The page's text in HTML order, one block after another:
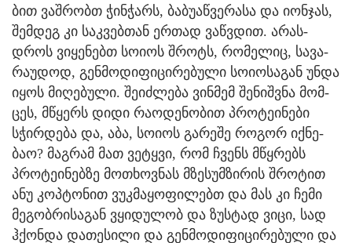
ბით ვაშ­რობთ ჭინ­ჭარს, ბა­ბუ­აწ­ვე­რა­სა და იონ­ჯას,
შემ­დეგ კი საკ­ვებ­თან ერ­თად ვაწ­ვდით. არას­
დროს ვი­ყე­ნებთ სო­ი­ოს შროტს, რო­მე­ლიც, სა­ვა­
რა­უ­დოდ, გენ­მო­დი­ფი­ცი­რე­ბუ­ლი სო­ი­ო­სა­გან უნდა
იყოს მი­ღე­ბუ­ლი. შე­იძ­ლე­ბა ვინ­მემ შე­ნიშ­ვნა მომ­
ცეს, მწყერს დიდი რა­ო­დე­ნო­ბით პრო­ტე­ი­ნე­ბი
სჭირ­დე­ბა და, აბა, სო­ი­ოს გა­რე­შე რო­გორ იქ­ნე­
ბაო? მაგ­რამ მათ ვე­ტყვი, რომ ჩვენს მწყრებს
პრო­ტე­ი­ნებ­ზე მო­თხოვ­ნას მზე­სუმ­ზი­რის შრო­ტით
ანუ კოპ­ტო­ნით ვუკ­მა­ყო­ფი­ლებთ და მას კი ჩემი
მე­გობ­რი­სა­გან ვყი­დუ­ლობ და ზუს­ტად ვიცი, სად
ჰქონ­და და­თე­სი­ლი და გენ­მო­დი­ფი­ცი­რე­ბუ­ლი და